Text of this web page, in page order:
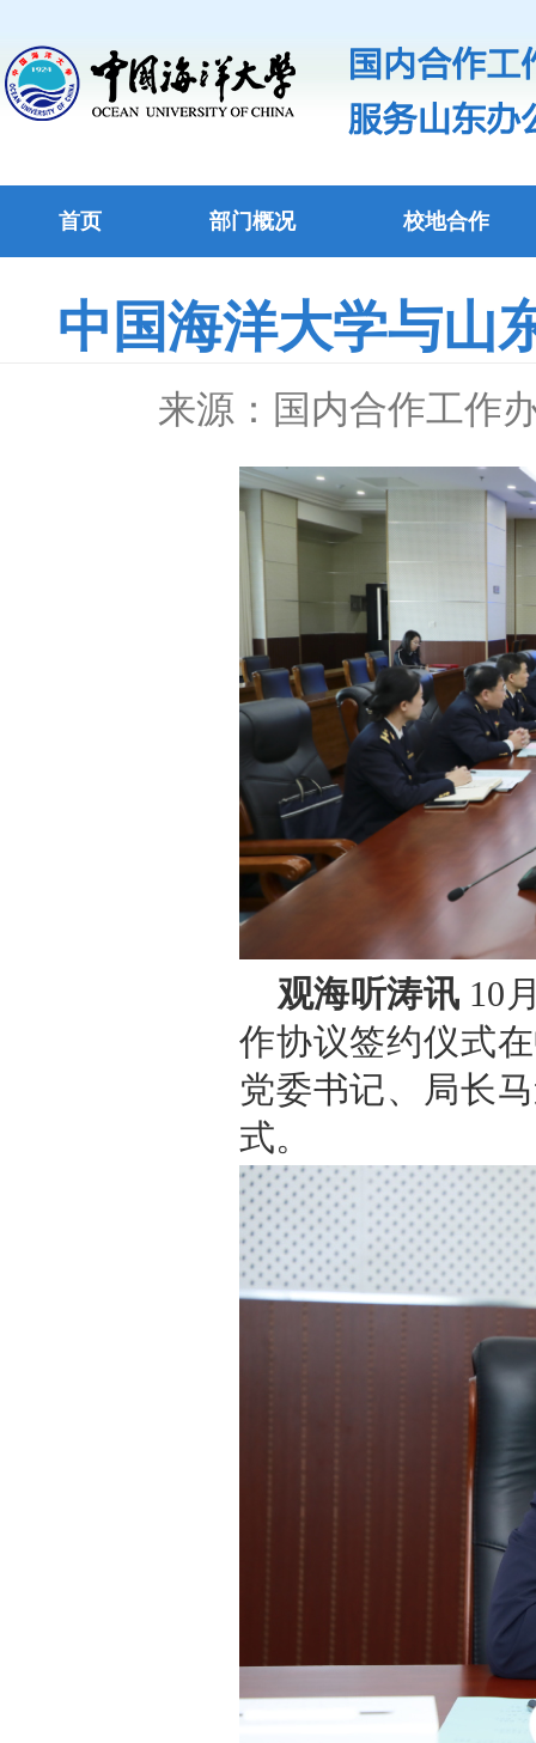
首页 部门概况 校地合作
中国海洋大学与山
来源：国内合作工作
观海听涛讯 10
作协议签约仪式
党委书记、局长
式。